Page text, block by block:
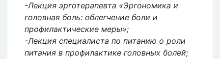
-Лекция эрготерапевта «Эргономика и
головная боль: облегчение боли и
профилактические меры»;
-Лекция специалиста по питанию о роли
питания в профилактике головных болей;